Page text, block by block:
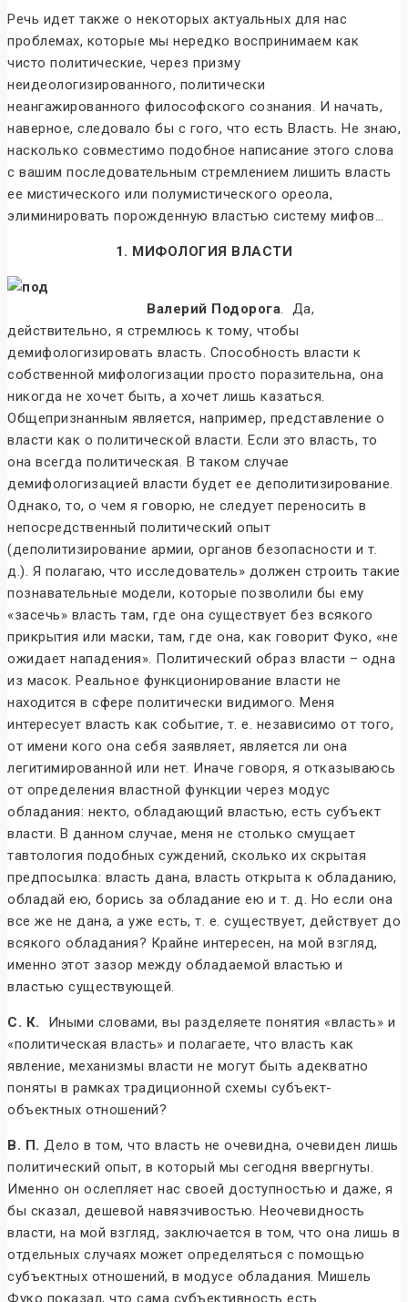
Речь идет также о некоторых актуальных для нас
проблемах, которые мы нередко воспринимаем как
чисто политические, через призму
неидеологизированного, политически
неангажированного философского сознания. И начать,
наверное, следовало бы с гого, что есть Власть. Не знаю,
насколько совместимо подобное написание этого слова
с вашим последовательным стремлением лишить власть
ее мистического или полумистического ореола,
элиминировать порожденную властью систему мифов…
1. МИФОЛОГИЯ ВЛАСТИ
Валерий Подорога. Да,
действительно, я стремлюсь к тому, чтобы
демифологизировать власть. Способность власти к
собственной мифологизации просто поразительна, она
никогда не хочет быть, а хочет лишь казаться.
Общепризнанным является, например, представление о
власти как о политической власти. Если это власть, то
она всегда политическая. В таком случае
демифологизацией власти будет ее деполитизирование.
Однако, то, о чем я говорю, не следует переносить в
непосредственный политический опыт
(деполитизирование армии, органов безопасности и т.
д.). Я полагаю, что исследователь» должен строить такие
познавательные модели, которые позволили бы ему
«засечь» власть там, где она существует без всякого
прикрытия или маски, там, где она, как говорит Фуко, «не
ожидает нападения». Политический образ власти – одна
из масок. Реальное функционирование власти не
находится в сфере политически видимого. Меня
интересует власть как событие, т. е. независимо от того,
от имени кого она себя заявляет, является ли она
легитимированной или нет. Иначе говоря, я отказываюсь
от определения властной функции через модус
обладания: некто, обладающий властью, есть субъект
власти. В данном случае, меня не столько смущает
тавтология подобных суждений, сколько их скрытая
предпосылка: власть дана, власть открыта к обладанию,
обладай ею, борись за обладание ею и т. д. Но если она
все же не дана, а уже есть, т. е. существует, действует до
всякого обладания? Крайне интересен, на мой взгляд,
именно этот зазор между обладаемой властью и
властью существующей.
С. К. Иными словами, вы разделяете понятия «власть» и
«политическая власть» и полагаете, что власть как
явление, механизмы власти не могут быть адекватно
поняты в рамках традиционной схемы субъект-
объектных отношений?
В. П. Дело в том, что власть не очевидна, очевиден лишь
политический опыт, в который мы сегодня ввергнуты.
Именно он ослепляет нас своей доступностью и даже, я
бы сказал, дешевой навязчивостью. Неочевидность
власти, на мой взгляд, заключается в том, что она лишь в
отдельных случаях может определяться с помощью
субъектных отношений, в модусе обладания. Мишель
Фуко показал, что сама субъективность есть